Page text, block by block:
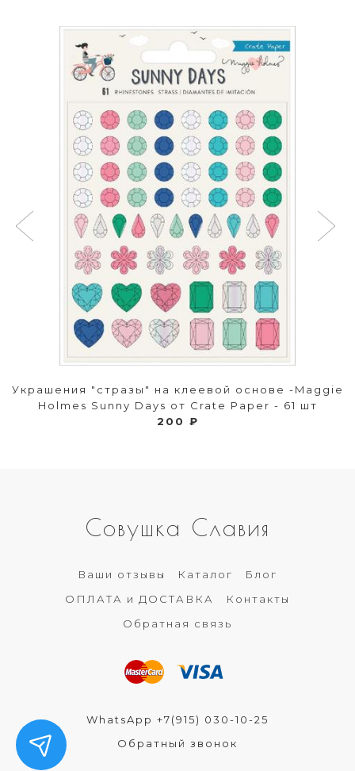
Украшения "стразы" на клеевой основе -Maggie
Holmes Sunny Days от Crate Paper - 61 шт
200 ₽
Совушка Славия
Ваши отзывы Каталог
Блог
ОПЛАТА и ДОСТАВКА
Контакты
Обратная связь
WhatsApp +7(915) 030-10-25
Обратный звонок